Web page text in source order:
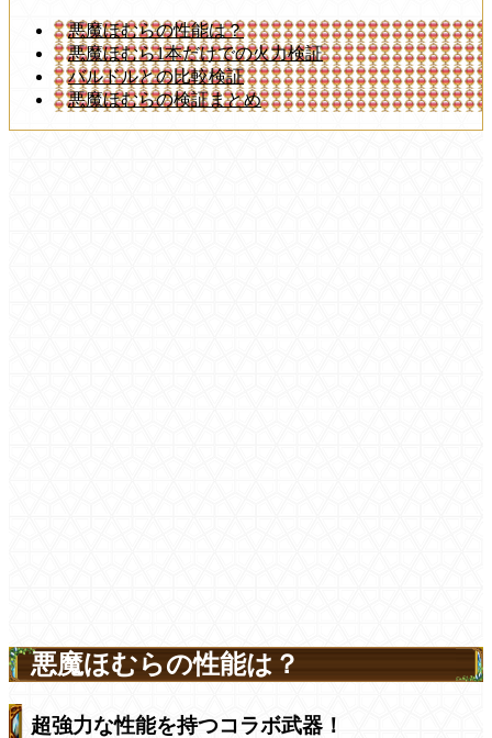
悪魔ほむらの性能は？
悪魔ほむら1本だけでの火力検証
バルドルとの比較検証
悪魔ほむらの検証まとめ
悪魔ほむらの性能は？
超強力な性能を持つコラボ武器！